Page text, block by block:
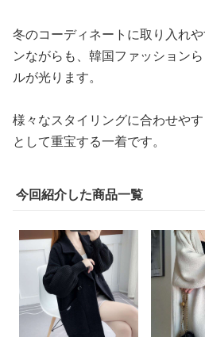
冬のコーディネートに取り入れ
ンながらも、韓国ファッション
ルが光ります。
様々なスタイリングに合わせや
として重宝する一着です。
今回紹介した商品一覧